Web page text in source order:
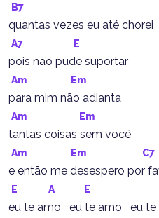
B7
quantas vezes eu até chorei
A7 E
pois não pude suportar
Am Em
para mim não adianta
Am Em
tantas coisas sem você
Am Em C7
e então me desespero por
E A E
eu te amo   eu te amo   eu